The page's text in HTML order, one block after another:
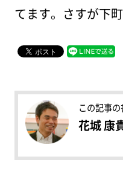
てます。さすが下
この記事
花城 康